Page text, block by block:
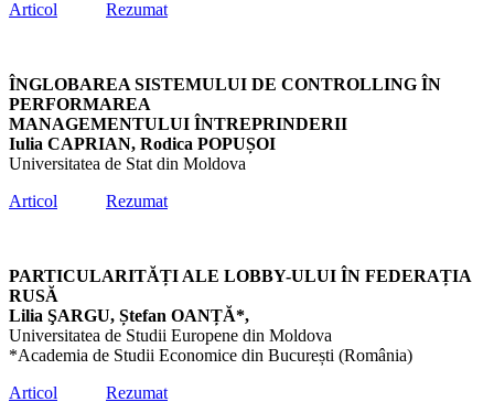
Articol
Rezumat
ÎNGLOBAREA SISTEMULUI DE CONTROLLING ÎN
PERFORMAREA
MANAGEMENTULUI ÎNTREPRINDERII
Iulia CAPRIAN, Rodica POPUȘOI
Universitatea de Stat din Moldova
Articol
Rezumat
PARTICULARITĂȚI ALE LOBBY-ULUI ÎN FEDERAȚIA
RUSĂ
Lilia ŞARGU, Ștefan OANȚĂ*,
Universitatea de Studii Europene din Moldova
*Academia de Studii Economice din București (România)
Articol
Rezumat